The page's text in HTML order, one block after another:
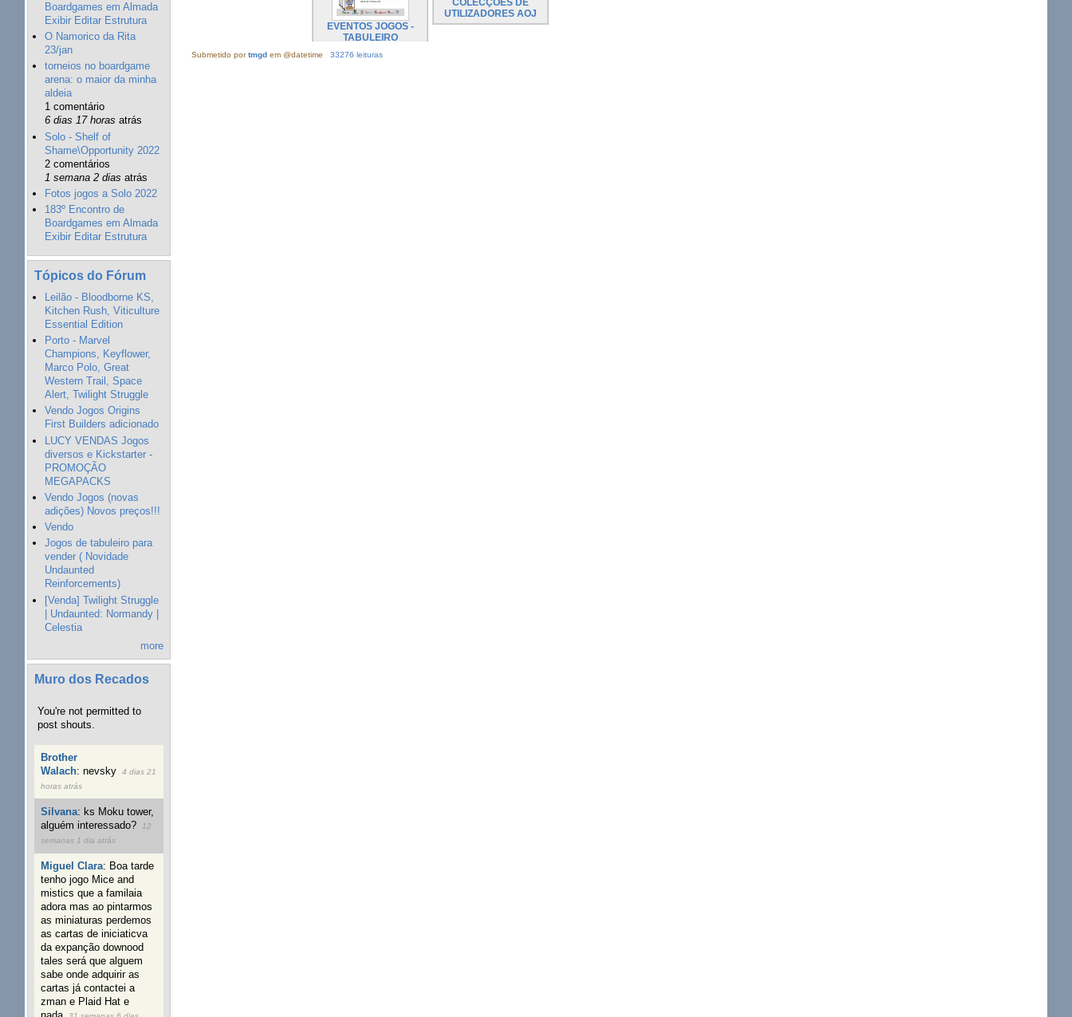
Boardgames em Almada
Exibir Editar Estrutura
O Namorico da Rita
23/jan
torneios no boardgame
arena: o maior da minha
aldeia
1 comentário
6 dias 17 horas atrás
Solo - Shelf of
Shame\Opportunity 2022
2 comentários
1 semana 2 dias atrás
Fotos jogos a Solo 2022
183º Encontro de
Boardgames em Almada
Exibir Editar Estrutura
Tópicos do Fórum
Leilão - Bloodborne KS,
Kitchen Rush, Viticulture
Essential Edition
Porto - Marvel
Champions, Keyflower,
Marco Polo, Great
Western Trail, Space
Alert, Twilight Struggle
Vendo Jogos Origins
First Builders adicionado
LUCY VENDAS Jogos
diversos e Kickstarter -
PROMOÇÃO
MEGAPACKS
Vendo Jogos (novas
adições) Novos preços!!!
Vendo
Jogos de tabuleiro para
vender ( Novidade
Undaunted
Reinforcements)
[Venda] Twilight Struggle
| Undaunted: Normandy |
Celestia
more
Muro dos Recados
You're not permitted to
post shouts.
Brother
Walach: nevsky
4 dias 21
horas atrás
Silvana: ks Moku tower,
alguém interessado?
12
semanas 1 dia atrás
Miguel Clara: Boa tarde
tenho jogo Mice and
mistics que a familaia
adora mas ao pintarmos
as miniaturas perdemos
as cartas de iniciaticva
da expanção downood
tales será que alguem
sabe onde adquirir as
cartas já contactei a
zman e Plaid Hat e
EVENTOS JOGOS -
TABULEIRO
COLECÇÕES DE
UTILIZADORES AOJ
Submetido portmgd em @datetime 33276 leituras